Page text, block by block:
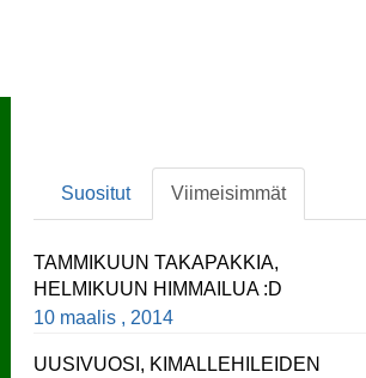
Suositut Viimeisimmät
TAMMIKUUN TAKAPAKKIA,
HELMIKUUN HIMMAILUA :D
10 maalis , 2014
UUSIVUOSI, KIMALLEHILEIDEN